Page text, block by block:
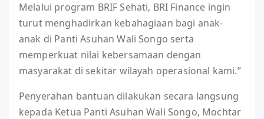
Melalui program BRIF Sehati, BRI Finance ingin
turut menghadirkan kebahagiaan bagi anak-
anak di Panti Asuhan Wali Songo serta
memperkuat nilai kebersamaan dengan
masyarakat di sekitar wilayah operasional kami.”
Penyerahan bantuan dilakukan secara langsung
kepada Ketua Panti Asuhan Wali Songo, Mochtar